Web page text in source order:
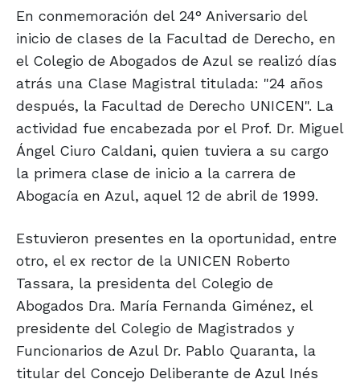
En conmemoración del 24° Aniversario del
inicio de clases de la Facultad de Derecho, en
el Colegio de Abogados de Azul se realizó días
atrás una Clase Magistral titulada: "24 años
después, la Facultad de Derecho UNICEN". La
actividad fue encabezada por el Prof. Dr. Miguel
Ángel Ciuro Caldani, quien tuviera a su cargo
la primera clase de inicio a la carrera de
Abogacía en Azul, aquel 12 de abril de 1999.
Estuvieron presentes en la oportunidad, entre
otro, el ex rector de la UNICEN Roberto
Tassara, la presidenta del Colegio de
Abogados Dra. María Fernanda Giménez, el
presidente del Colegio de Magistrados y
Funcionarios de Azul Dr. Pablo Quaranta, la
titular del Concejo Deliberante de Azul Inés